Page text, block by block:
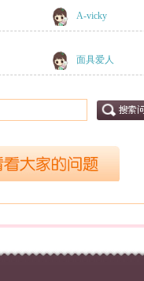
A-vicky
面具爱人